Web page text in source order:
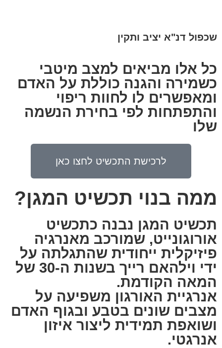
שכפול דנ"א יציב ותקין
כל אלו מביאים למצב מיטבי
כשמירה והגנה כוללת על האדם
ומאפשרים לו לחוות ריפוי
והתפתחות לפי בחירת הנשמה
שלו
לרכישת התכשיט לחצו כאן
ממה בנוי תכשיט המגן?
תכשיט המגן נבנה כתכשיט
אורוגונייט, שמורכב מאנרגיה
פיזיקלית ייחודית שהתגלתה על
ידי וילהאם רייך בשנות ה-30 של
המאה הקודמת.
אנרגיית האורגון משפיעה על
מצבים שונים בטבע ובגוף האדם
ושואפת תמידית ליצור איזון
אנרגטי.